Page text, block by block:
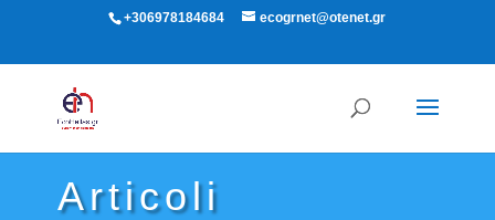
+306978184684 ecogrnet@otenet.gr
Articoli